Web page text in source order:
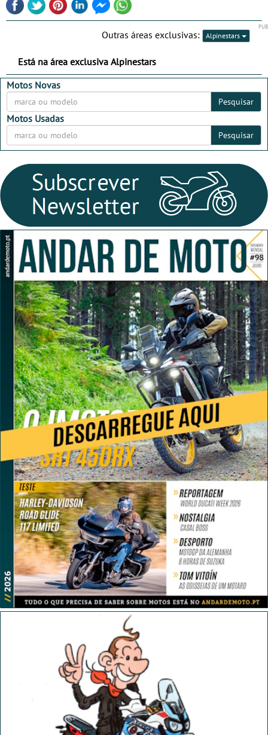
Outras áreas exclusivas: Alpinestars
Está na área exclusiva Alpinestars
Motos Novas
Pesquisar
Motos Usadas
Pesquisar